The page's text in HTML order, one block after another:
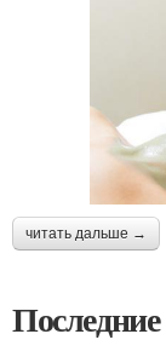
читать дальше →